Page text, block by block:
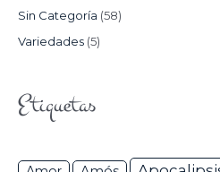
Sin Categoría (58)
Variedades (5)
Etiquetas